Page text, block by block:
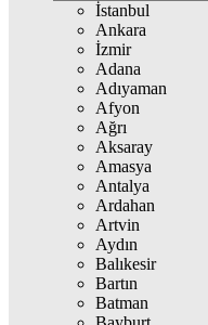
İstanbul
Ankara
İzmir
Adana
Adıyaman
Afyon
Ağrı
Aksaray
Amasya
Antalya
Ardahan
Artvin
Aydın
Balıkesir
Bartın
Batman